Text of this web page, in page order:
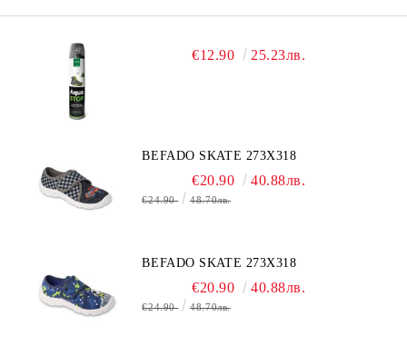
€12.90 25.23лв.
BEFADO SKATE 273X318
€20.90 40.88лв.
€24.90 48.70лв.
BEFADO SKATE 273X318
€20.90 40.88лв.
€24.90 48.70лв.